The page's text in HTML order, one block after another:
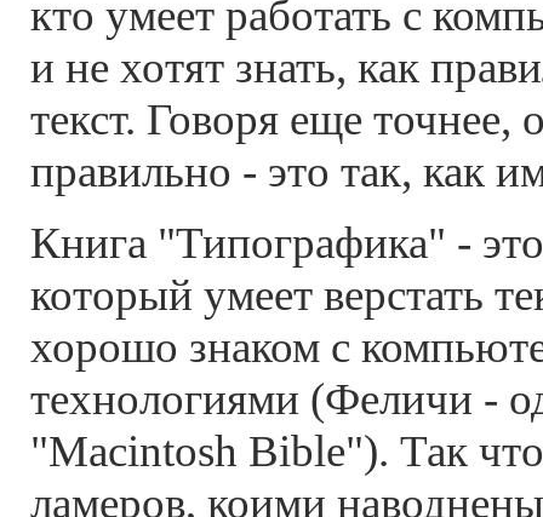
кто умеет работать с
и не хотят знать, как
текст. Говоря еще точнее,
правильно - это так, как
Книга "Типографика" -
который умеет верстать
хорошо знаком с
технологиями (Феличи -
"Macintosh Bible"). Так
ламеров, коими наводнены